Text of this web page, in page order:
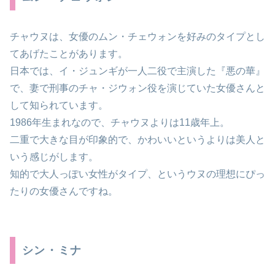
チャウヌは、女優のムン・チェウォンを好みのタイプとし
てあげたことがあります。
日本では、イ・ジュンギが一人二役で主演した『悪の華』
で、妻で刑事のチャ・ジウォン役を演じていた女優さんと
して知られています。
1986年生まれなので、チャウヌよりは11歳年上。
二重で大きな目が印象的で、かわいいというよりは美人と
いう感じがします。
知的で大人っぽい女性がタイプ、というウヌの理想にぴっ
たりの女優さんですね。
シン・ミナ